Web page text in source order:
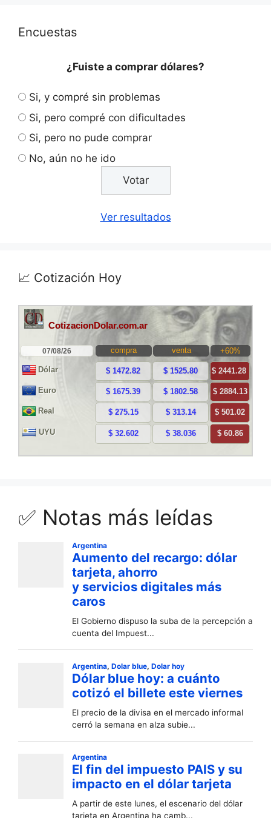
Encuestas
¿Fuiste a comprar dólares?
Si, y compré sin problemas
Si, pero compré con dificultades
Si, pero no pude comprar
No, aún no he ido
Ver resultados
📈 Cotización Hoy
✅ Notas más leídas